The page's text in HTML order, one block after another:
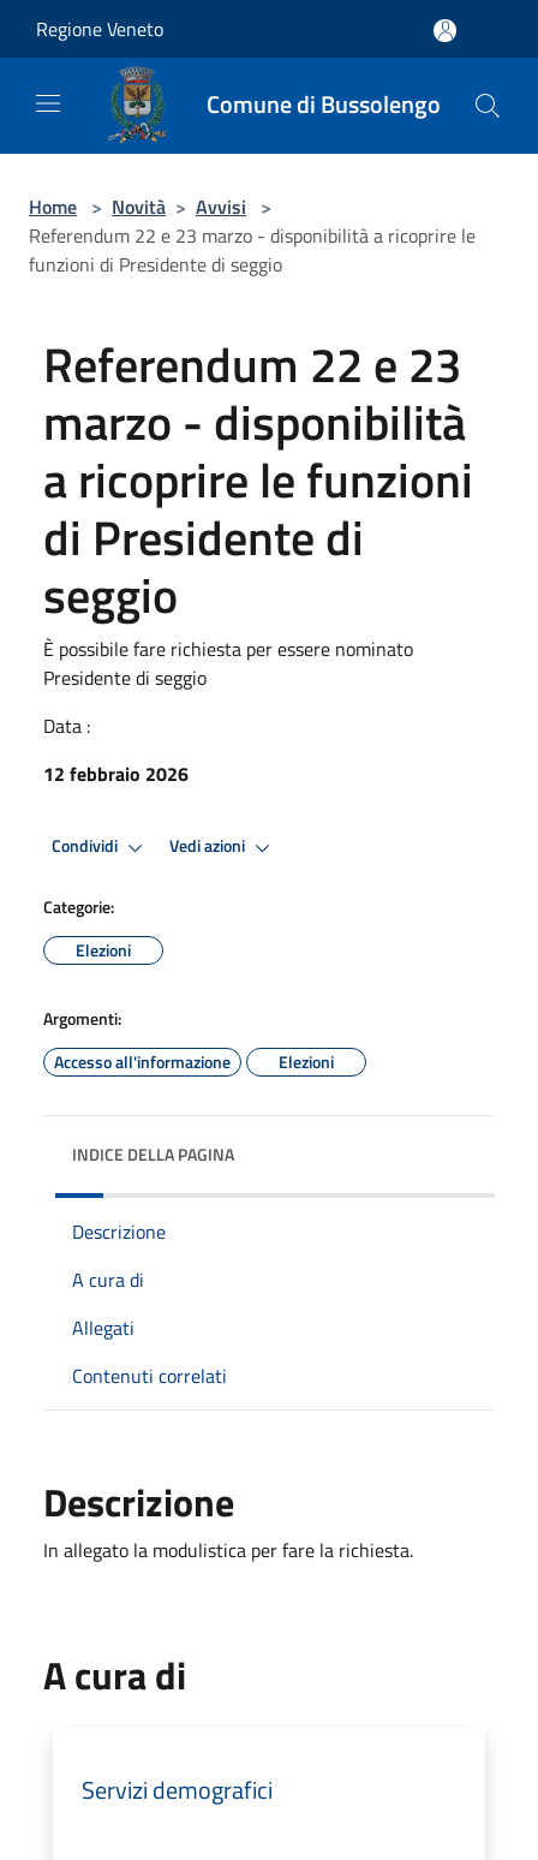
Regione Veneto
Comune di Bussolengo
Home > Novità > Avvisi >
Referendum 22 e 23 marzo - disponibilità a ricoprire le
funzioni di Presidente di seggio
Referendum 22 e 23
marzo - disponibilità
a ricoprire le funzioni
di Presidente di
seggio
È possibile fare richiesta per essere nominato
Presidente di seggio
Data :
12 febbraio 2026
Condividi Vedi azioni
Categorie:
Elezioni
Argomenti:
Accesso all'informazione
Elezioni
INDICE DELLA PAGINA
Descrizione
A cura di
Allegati
Contenuti correlati
Descrizione
In allegato la modulistica per fare la richiesta.
A cura di
Servizi demografici